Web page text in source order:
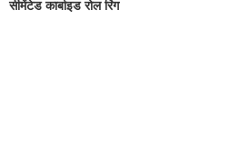
सीमेंटेड कार्बाइड रोल रिंग